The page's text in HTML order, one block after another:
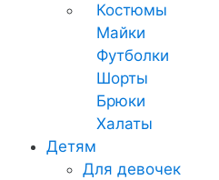
Костюмы
Майки
Футболки
Шорты
Брюки
Халаты
Детям
Для девочек